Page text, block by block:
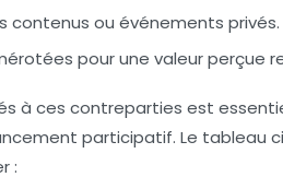
contenus ou événements privés.
pour une valeur perçue
à ces contreparties est
participatif. Le tableau
: